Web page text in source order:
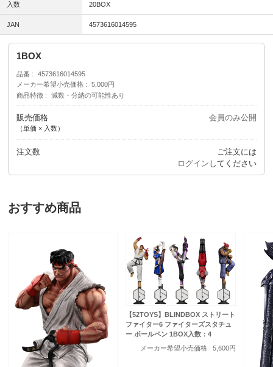
入数 20BOX
JAN 4573616014595
1BOX
品番
4573616014595
メーカー希望小売価格
5,000円
商品特徴
減数・分納の可能性あり
販売価格
（単価 × 入数）
会員のみ公開
注文数
ご注文には
ログイン してください
おすすめ商品
【52TOYS】BLINDBOX ストリート
ファイター6 ファイターズスタチュ
ー ボールペン 1BOX入数：4
メーカー希望小売価格
5,600円